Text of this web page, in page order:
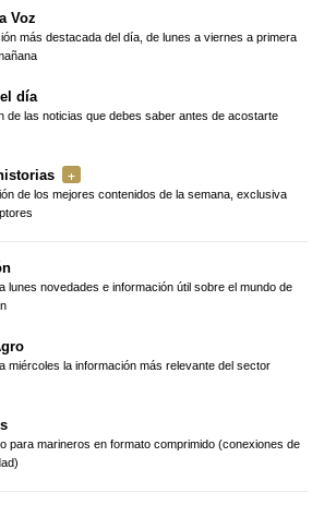
Voz
más destacada del día, de lunes a viernes a primera
día
de las noticias que debes saber antes de acostarte
de los mejores contenidos de la semana, exclusiva
lunes novedades e información útil sobre el mundo de
miércoles la información más relevante del sector
para marineros en formato comprimido (conexiones de